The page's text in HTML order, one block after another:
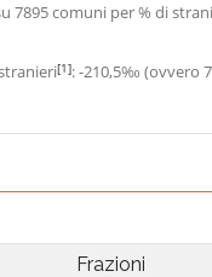
7895 comuni per % di
[1]: -210,5‰ (ovvero
Frazioni